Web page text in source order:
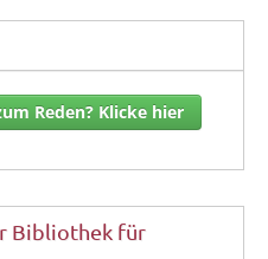
Reden? Klicke hier
Bibliothek für